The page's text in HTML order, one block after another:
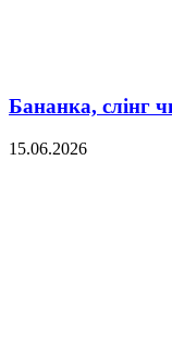
Бананка, слінг
15.06.2026